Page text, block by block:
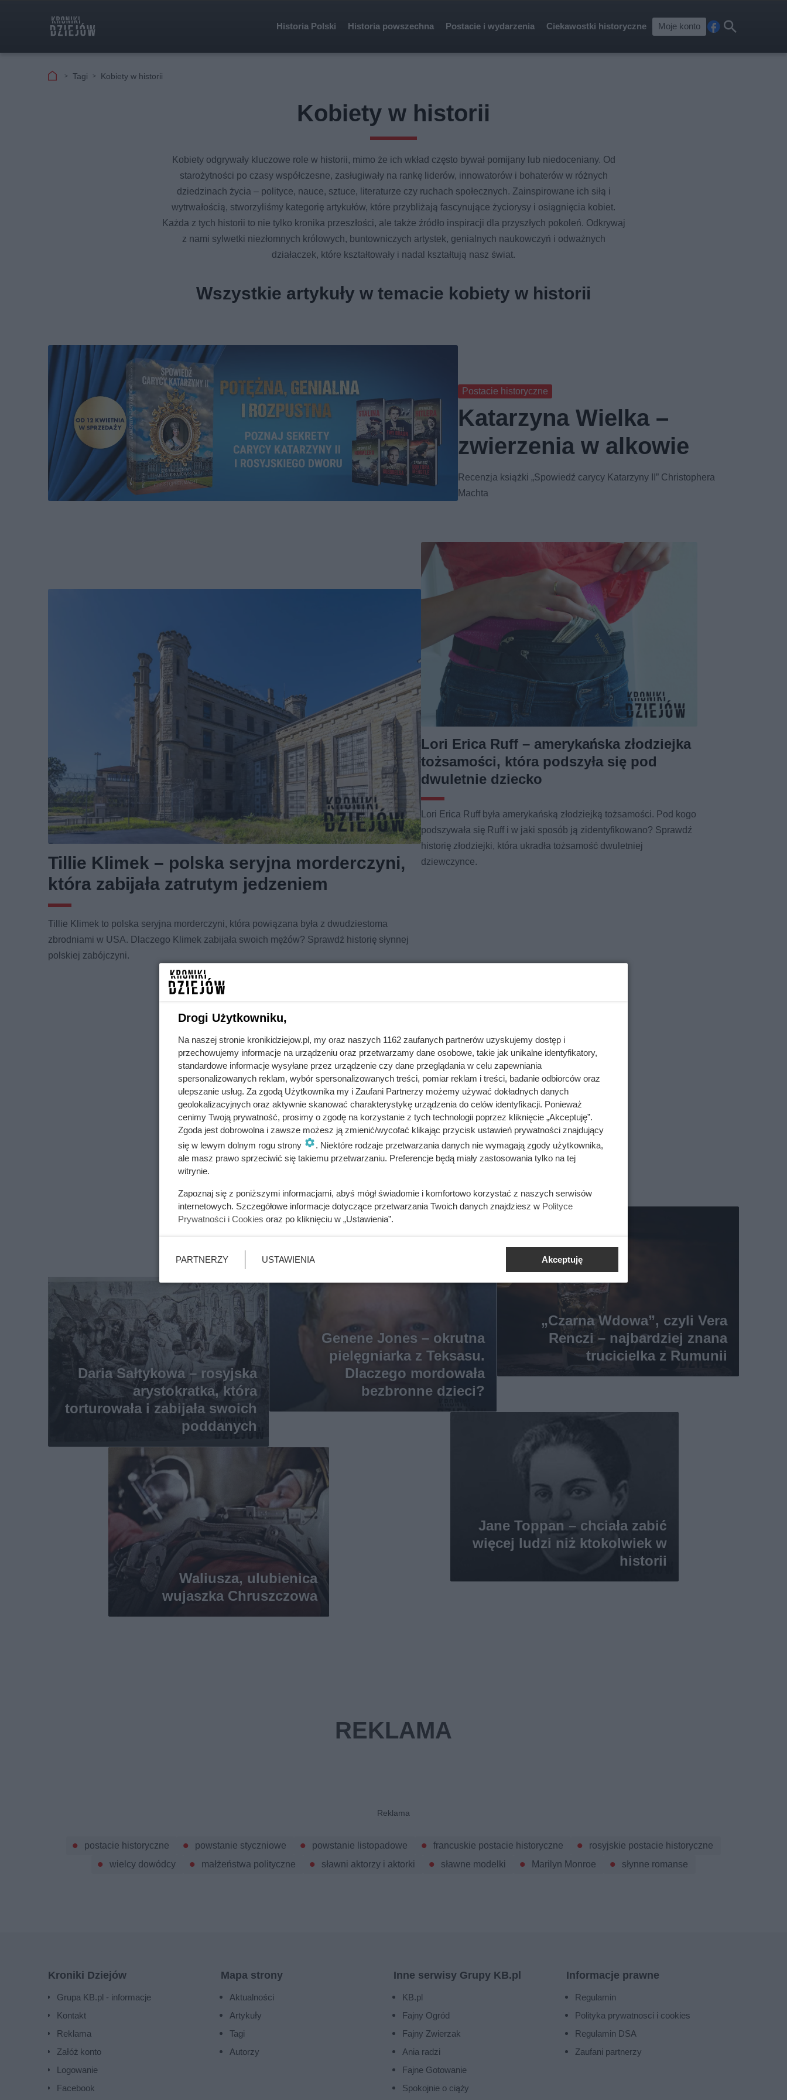
Historia Polski Historia powszechna Postacie i wydarzenia Ciekawostki historyczne Moje konto
cebkaj
Tagi Kobiety w historii
Kobiety w historii
Kobiety odgrywały kluczowe role w historii, mimo że ich wkład często bywał pomijany lub niedoceniany. Od
starożytności po czasy współczesne, zasługiwały na rankę liderów, innowatorów i bohaterów w różnych
dziedzinach życia – polityce, nauce, sztuce, literaturze czy ruchach społecznych. Zainspirowane ich siłą i
wytrwałością, stworzyliśmy kategorię artykułów, które przybliżają fascynujące życiorysy i osiągnięcia kobiet.
Każda z tych historii to nie tylko kronika przeszłości, ale także źródło inspiracji dla przyszłych pokoleń. Odkrywaj
z nami sylwetki niezłomnych królowych, buntowniczych artystek, genialnych naukowczyń i odważnych
działaczek, które kształtowały i nadal kształtują nasz świat.
Wszystkie artykuły w temacie kobiety w historii
Postacie historyczne
Katarzyna Wielka –
zwierzenia w alkowie
Recenzja książki „Spowiedź carycy Katarzyny II” Christophera
Machta
Tillie Klimek – polska seryjna morderczyni,
która zabijała zatrutym jedzeniem
Tillie Klimek to polska seryjna morderczyni, która powiązana była z dwudziestoma
zbrodniami w USA. Dlaczego Klimek zabijała swoich mężów? Sprawdź historię słynnej
polskiej zabójczyni.
Lori Erica Ruff – amerykańska złodziejka
tożsamości, która podszyła się pod
dwuletnie dziecko
Lori Erica Ruff była amerykańską złodziejką tożsamości. Pod kogo
podszywała się Ruff i w jaki sposób ją zidentyfikowano? Sprawdź
historię złodziejki, która ukradła tożsamość dwuletniej
dziewczynce.
Daria Sałtykowa – rosyjska
arystokratka, która
torturowała i zabijała swoich
poddanych
Genene Jones – okrutna
pielęgniarka z Teksasu.
Dlaczego mordowała
bezbronne dzieci?
„Czarna Wdowa”, czyli Vera
Renczi – najbardziej znana
trucicielka z Rumunii
Waliusza, ulubienica
wujaszka Chruszczowa
Jane Toppan – chciała zabić
więcej ludzi niż ktokolwiek w
historii
postacie historyczne powstanie styczniowe powstanie listopadowe francuskie postacie historyczne
rosyjskie postacie historyczne
wielcy dowódcy
małżeństwa polityczne sławni aktorzy i aktorki sławne modelki Marilyn Monroe słynne romanse
Kroniki Dziejów
Grupa KB.pl - informacje
Kontakt
Reklama
Załóż konto
Logowanie
Facebook
Mapa strony
Aktualności
Artykuły
Tagi
Autorzy
Inne serwisy Grupy KB.pl
KB.pl
Fajny Ogród
Fajny Zwierzak
Ania radzi
Fajne Gotowanie
Spokojnie o ciąży
Informacje prawne
Regulamin
Polityka prywatnosci i cookies
Regulamin DSA
Zaufani partnerzy
Drogi Użytkowniku,
Na naszej stronie kronikidziejow.pl, my oraz naszych 1162 zaufanych partnerów uzyskujemy dostęp i
przechowujemy informacje na urządzeniu oraz przetwarzamy dane osobowe, takie jak unikalne identyfikatory,
standardowe informacje wysyłane przez urządzenie czy dane przeglądania w celu zapewniania
spersonalizowanych reklam, wybór spersonalizowanych treści, pomiar reklam i treści, badanie odbiorców oraz
ulepszanie usług. Za zgodą Użytkownika my i Zaufani Partnerzy możemy używać dokładnych danych
geolokalizacyjnych oraz aktywnie skanować charakterystykę urządzenia do celów identyfikacji. Ponieważ
cenimy Twoją prywatność, prosimy o zgodę na korzystanie z tych technologii poprzez kliknięcie „Akceptuję”.
Zgoda jest dobrowolna i zawsze możesz ją zmienić/wycofać klikając przycisk ustawień prywatności znajdujący
się w lewym dolnym rogu strony
. Niektóre rodzaje przetwarzania danych nie wymagają zgody użytkownika,
ale masz prawo sprzeciwić się takiemu przetwarzaniu. Preferencje będą miały zastosowania tylko na tej
witrynie.
Zapoznaj się z poniższymi informacjami, abyś mógł świadomie i komfortowo korzystać z naszych serwisów
internetowych. Szczegółowe informacje dotyczące przetwarzania Twoich danych znajdziesz w Polityce
Prywatności i Cookies oraz po kliknięciu w „Ustawienia”.
PARTNERZY USTAWIENIA Akceptuję